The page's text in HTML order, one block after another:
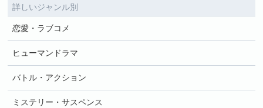
詳しいジャンル別
恋愛・ラブコメ
ヒューマンドラマ
バトル・アクション
ミステリー・サスペンス